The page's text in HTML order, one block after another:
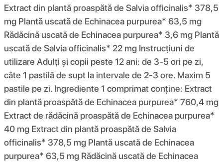
Extract din plantă proaspătă de Salvia officinalis* 378,5
mg Plantă uscată de Echinacea purpurea* 63,5 mg
Rădăcină uscată de Echinacea purpurea* 3,6 mg Plantă
uscată de Salvia officinalis* 22 mg Instrucțiuni de
utilizare Adulți și copii peste 12 ani: de 3-5 ori pe zi,
câte 1 pastilă de supt la intervale de 2-3 ore. Maxim 5
pastile pe zi. Ingrediente 1 comprimat conține: Extract
din plantă proaspătă de Echinacea purpurea* 760,4 mg
Extract de rădăcină proaspătă de Echinacea purpurea*
40 mg Extract din plantă proaspătă de Salvia
officinalis* 378,5 mg Plantă uscată de Echinacea
purpurea* 63,5 mg Rădăcină uscată de Echinacea